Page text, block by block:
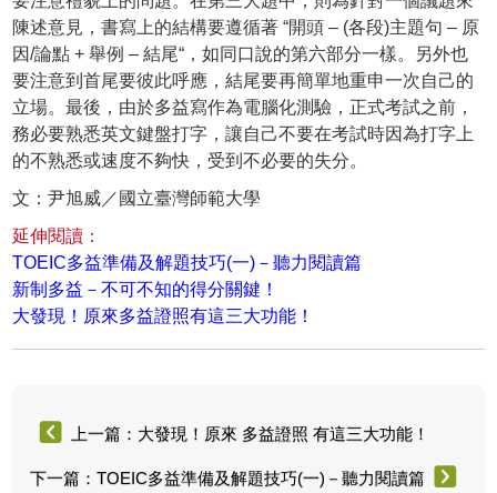
陳述意見，書寫上的結構要遵循著 “開頭 – (各段)主題句 – 原
因/論點 + 舉例 – 結尾“，如同口說的第六部分一樣。另外也
要注意到首尾要彼此呼應，結尾要再簡單地重申一次自己的
立場。最後，由於多益寫作為電腦化測驗，正式考試之前，
務必要熟悉英文鍵盤打字，讓自己不要在考試時因為打字上
的不熟悉或速度不夠快，受到不必要的失分。
文：尹旭威／國立臺灣師範大學
延伸閱讀：
TOEIC多益準備及解題技巧(一)－聽力閱讀篇
新制多益－不可不知的得分關鍵！
大發現！原來多益證照有這三大功能！
上一篇：大發現！原來 多益證照 有這三大功能！
下一篇：TOEIC多益準備及解題技巧(一)－聽力閱讀篇